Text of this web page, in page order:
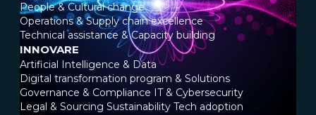
People & Cultural change
Operations & Supply chain excellence
Technical assistance & Capacity building
INNOVARE
Artificial Intelligence & Data
Digital transformation program & Solutions
Governance & Compliance IT & Cybersecurity
Legal & Sourcing Sustainability Tech adoption